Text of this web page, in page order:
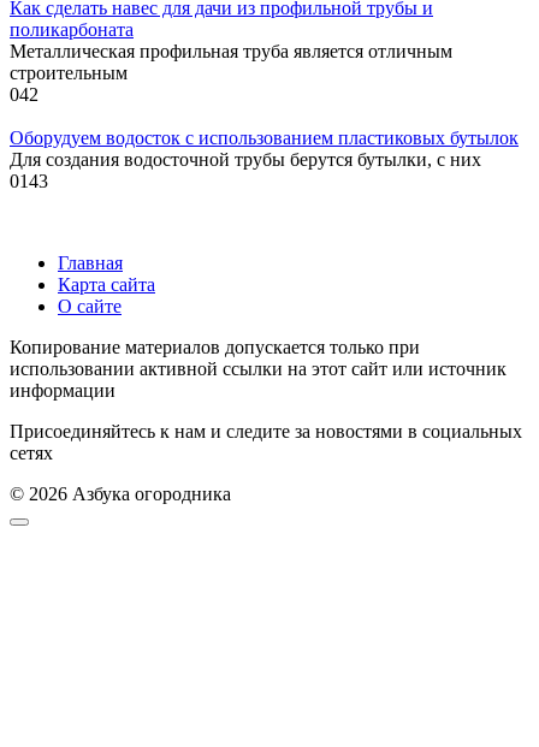
Как сделать навес для дачи из профильной трубы и
поликарбоната
Металлическая профильная труба является отличным
строительным
042
Оборудуем водосток с использованием пластиковых бутылок
Для создания водосточной трубы берутся бутылки, с них
0143
Главная
Карта сайта
О сайте
Копирование материалов допускается только при
использовании активной ссылки на этот сайт или источник
информации
Присоединяйтесь к нам и следите за новостями в социальных
сетях
© 2026 Азбука огородника